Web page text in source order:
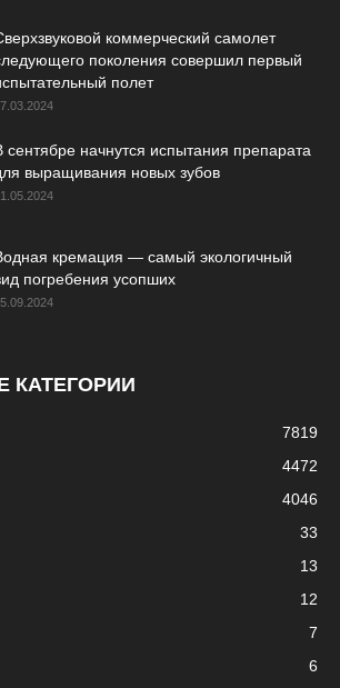
коммерческий самолет
поколения совершил первый
полет
сентябре начнутся испытания препарата
выращивания новых зубов
кремация — самый экологичный
погребения усопших
КАТЕГОРИИ
7819
4472
4046
33
13
12
7
6